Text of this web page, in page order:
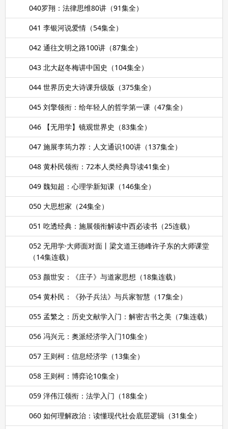
040罗翔：法律思维80讲（91集全）
041 李银河说爱情（54集全）
042 通往文明之路100讲（87集全）
043 北大赵冬梅讲中国史（104集全）
044 世界历史大诗课升级版（375集全）
045 刘擎领衔：给年轻人的哲学第一课（47集全）
046 【无用学】镜观世界史（83集全）
047 施展李筠力荐：人文通识100讲（137集全）
048 黄朴民领衔：72本人类经典导读41集全）
049 魏知超：心理学新知课（146集全）
050 大思想家（24集全）
051 吃透经典：施展领衔解读中西必读书（25连载）
052 无用学·大师面对面丨梁文道王德峰许子东的大师课堂
（14集连载）
053 颜世安：《庄子》与道家思想（18集连载）
054 黄朴民：《孙子兵法》与兵家智慧（17集全）
055 孟繁之：历史文献学入门：解密古书之美（7集连载）
056 冯兴元：奥派经济学入门10集全）
057 王则柯：信息经济学（13集全）
058 王则柯：博弈论10集全）
059 泮伟江领衔：法学入门（18集全）
060 如何理解政治：读懂现代社会底层逻辑（31集全）